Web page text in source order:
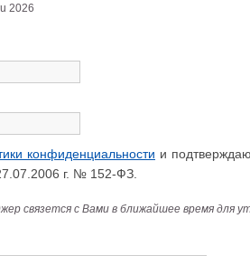
2026
конфиденциальности и
г. № 152-ФЗ.
связется с Вами в ближайшее время для